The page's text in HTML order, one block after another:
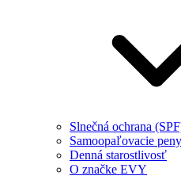
Slnečná ochrana
Samoopaľovacie peny
Denná starostlivosť
O značke EVY